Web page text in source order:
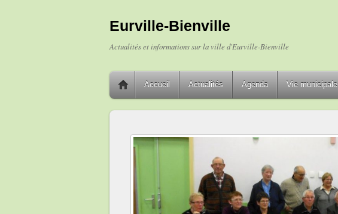
Eurville-Bienville
Actualités et informations sur la ville d'Eurville-Bienville
Accueil Actualités Agenda Vie municipale